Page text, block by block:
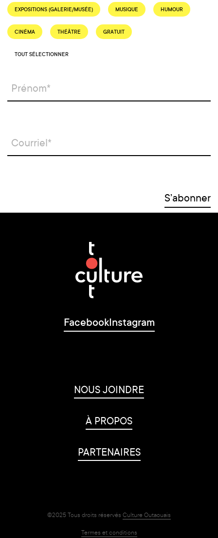
FacebookInstagram
NOUS JOINDRE
À PROPOS
PARTENAIRES
EXPOSITIONS (GALERIE/MUSÉE) MUSIQUE HUMOUR
CINÉMA THÉÂTRE GRATUIT
TOUT SÉLECTIONNER
©2025 Tous droits réservés Culture Outaouais
Termes et conditions